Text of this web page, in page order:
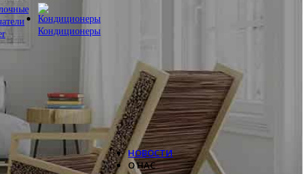
Кондиционеры
Systemair
Trox
Salda
VTS
НОВОСТИ
О НАС